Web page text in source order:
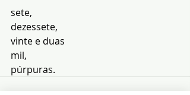
sete,
dezessete,
vinte e duas
mil,
púrpuras.